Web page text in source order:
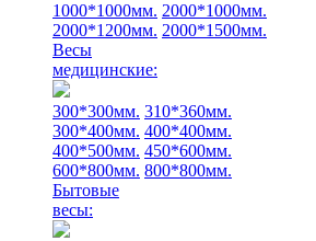
1000*1000мм. 2000*1000мм.
2000*1200мм. 2000*1500мм.
Весы
медицинские:
300*300мм. 310*360мм.
300*400мм. 400*400мм.
400*500мм. 450*600мм.
600*800мм. 800*800мм.
Бытовые
весы: